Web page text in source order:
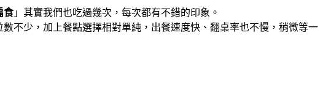
食」其實我們也吃過幾次，每次都有不錯的印象。
不少，加上餐點選擇相對單純，出餐速度快、翻桌率也不慢，稍微等一